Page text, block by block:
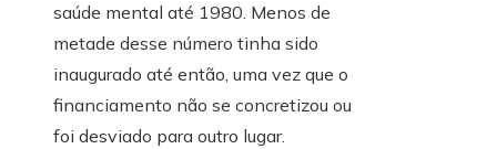
saúde mental até 1980. Menos de
metade desse número tinha sido
inaugurado até então, uma vez que o
financiamento não se concretizou ou
foi desviado para outro lugar.